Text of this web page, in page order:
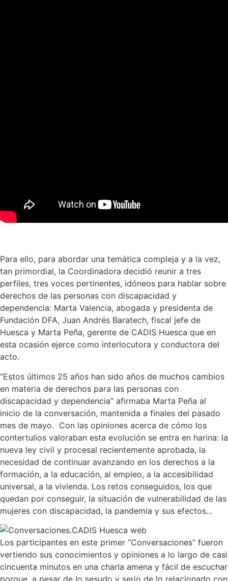
Para ello, para abordar una temática compleja y a la vez,
tan primordial, la Coordinadora decidió reunir a tres
perfiles, tres voces pertinentes, idóneos para hablar sobre
derechos de las personas con discapacidad y
dependencia: Marta Valencia, abogada y presidenta de
Fundación DFA, Juan Andrés Baratech, fiscal jefe de
Huesca y Marta Peña, gerente de CADIS Huesca que en
esta ocasión ejerce como interlocutora y conductora del
acto.
“Estos últimos 25 años han sido años de muchos cambios
en materia de derechos para las personas con
discapacidad y dependencia” afirmaba Marta Peña al
inicio de la conversación, mantenida a finales del pasado
mes de mayo. Con las opiniones acerca de cómo los
contertulios valoraban esta evolución se entra en harina: la
nueva ley civil y procesal recientemente aprobada, la
necesidad de continuar avanzando en los derechos a la
formación, a la educación, al empleo, a la accesibilidad
universal, a la vivienda. Los retos conseguidos, los que
quedan por conseguir, la situación de vulnerabilidad de las
mujeres con discapacidad, la pandemia y sus efectos…
Los participantes en este primer “Conversaciones” fueron
vertiendo sus conocimientos y opiniones a lo largo de casi
cincuenta minutos en una charla amena y fácil de escuchar
porque, a pesar de lo sesudo y serio de lo relacionado con